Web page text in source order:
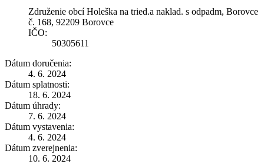
Združenie obcí Holeška na tried.a naklad. s odpadm, Borovce
č. 168, 92209 Borovce
IČO:
50305611
Dátum doručenia:
4. 6. 2024
Dátum splatnosti:
18. 6. 2024
Dátum úhrady:
7. 6. 2024
Dátum vystavenia:
4. 6. 2024
Dátum zverejnenia:
10. 6. 2024